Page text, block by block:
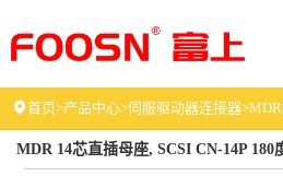
首页>产品中心>伺服驱动器连接器>
MDR 14芯直插母座, SCSI CN-14P 180